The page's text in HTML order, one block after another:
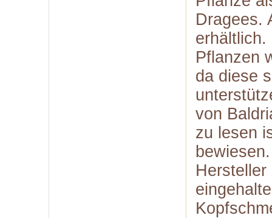
Dragees.
erhältlich.
Pflanzen
da diese
von
zu lesen